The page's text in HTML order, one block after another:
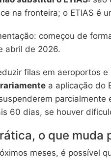
na fronteira; o ETIAS é
começou de
abril de 2026.
filas em aeroportos
a aplicação do
60 dias, se houver
o que muda
meses, é possível